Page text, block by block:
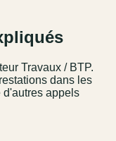
Travaux / BTP.
dans les
d'autres appels